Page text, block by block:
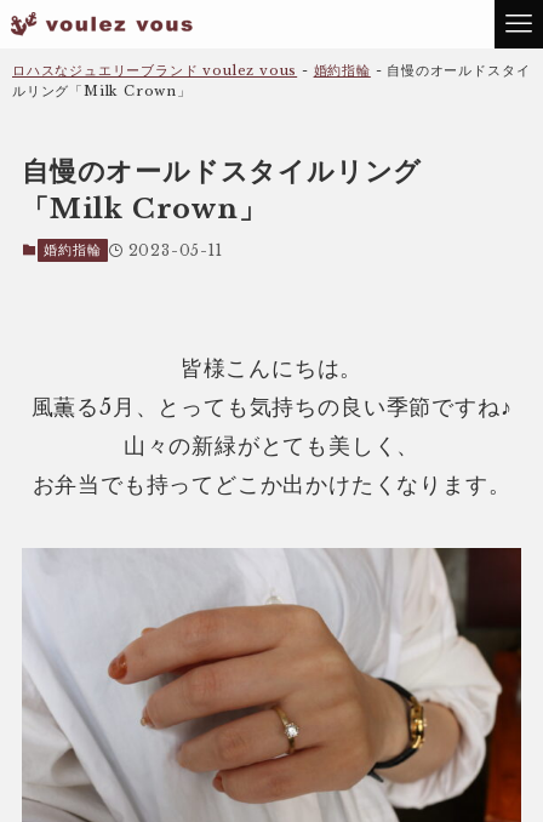
ロハスなジュエリーブランド voulez vous - 婚約指輪 - 自慢のオールドスタイ
ルリング「Milk Crown」
自慢のオールドスタイルリング
「Milk Crown」
婚約指輪 2023-05-11
皆様こんにちは。
風薫る5月、とっても気持ちの良い季節ですね♪
山々の新緑がとても美しく、
お弁当でも持ってどこか出かけたくなります。